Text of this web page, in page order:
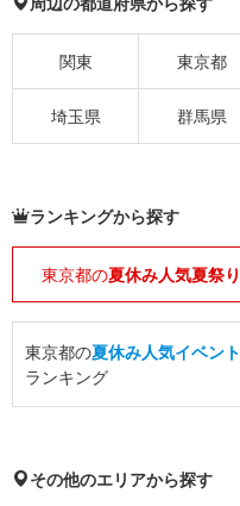
関東 東京都
埼玉県 群馬県
ランキングから探す
東京都の夏休み人気夏祭り
東京都の夏休み人気イベント
ランキング
その他のエリアから探す